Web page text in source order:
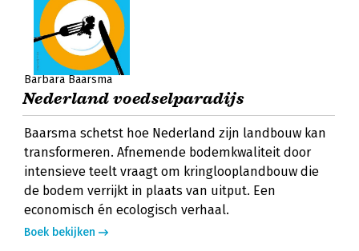
Barbara Baarsma
Nederland voedselparadijs
Baarsma schetst hoe Nederland zijn landbouw kan
transformeren. Afnemende bodemkwaliteit door
intensieve teelt vraagt om kringlooplandbouw die
de bodem verrijkt in plaats van uitput. Een
economisch én ecologisch verhaal.
Boek bekijken